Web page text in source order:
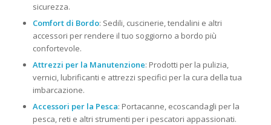
sicurezza.
Comfort di Bordo: Sedili, cuscinerie, tendalini e altri
accessori per rendere il tuo soggiorno a bordo più
confortevole.
Attrezzi per la Manutenzione: Prodotti per la pulizia,
vernici, lubrificanti e attrezzi specifici per la cura della tua
imbarcazione.
Accessori per la Pesca: Portacanne, ecoscandagli per la
pesca, reti e altri strumenti per i pescatori appassionati.